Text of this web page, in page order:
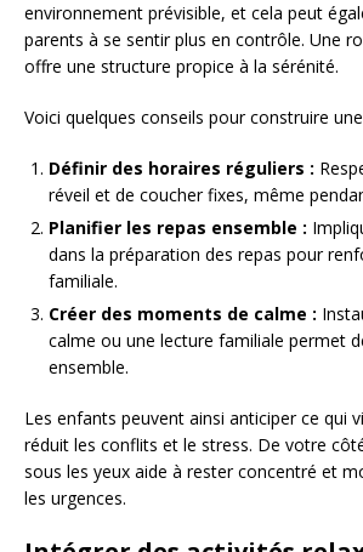
environnement prévisible, et cela peut
parents à se sentir plus en contrôle. Une
offre une structure propice à la sérénité.
Voici quelques conseils pour construire
Définir des horaires réguliers :
réveil et de coucher fixes, même
Planifier les repas ensemble :
dans la préparation des repas pour
familiale.
Créer des moments de calme :
calme ou une lecture familiale permet
ensemble.
Les enfants peuvent ainsi anticiper ce qui
réduit les conflits et le stress. De votre
sous les yeux aide à rester concentré et
les urgences.